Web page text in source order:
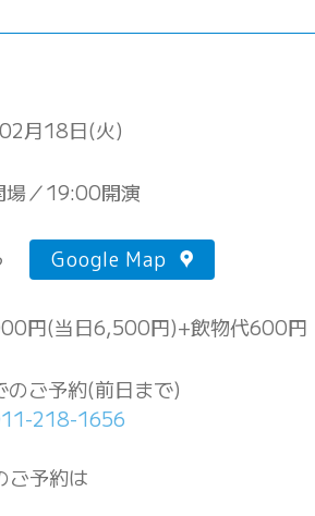
月18日(火)
／19:00開演
Google Map
円(当日6,500円)+飲物代600円
のご予約(前日まで)
218-1656
ご予約は